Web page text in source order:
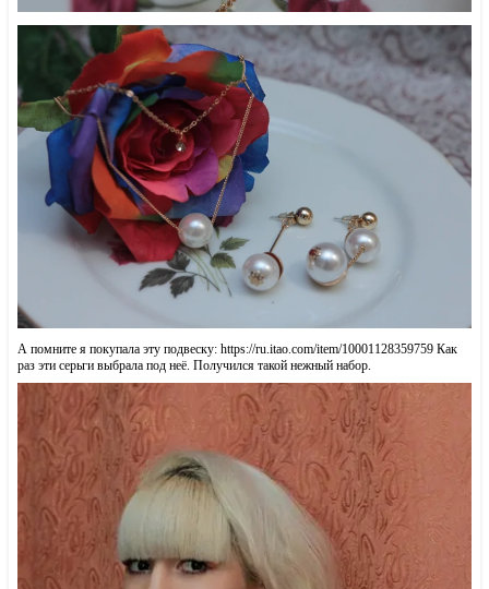
А помните я покупала эту подвеску: https://ru.itao.com/item/10001128359759 Как
раз эти серьги выбрала под неё. Получился такой нежный набор.